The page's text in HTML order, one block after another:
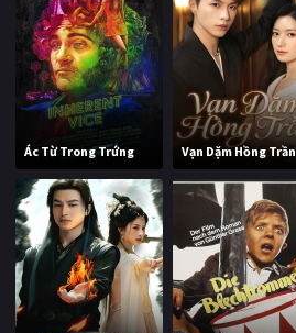
Ác Từ Trong Trứng Vạn Dặm Hồng Trần